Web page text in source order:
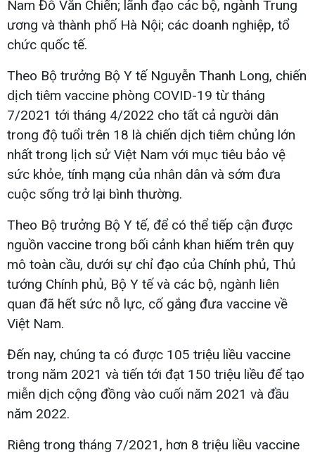
Nam Đỗ Văn Chiến; lãnh đạo các bộ, ngành Trung
ương và thành phố Hà Nội; các doanh nghiệp, tổ
chức quốc tế.
Theo Bộ trưởng Bộ Y tế Nguyễn Thanh Long, chiến
dịch tiêm vaccine phòng COVID-19 từ tháng
7/2021 tới tháng 4/2022 cho tất cả người dân
trong độ tuổi trên 18 là chiến dịch tiêm chủng lớn
nhất trong lịch sử Việt Nam với mục tiêu bảo vệ
sức khỏe, tính mạng của nhân dân và sớm đưa
cuộc sống trở lại bình thường.
Theo Bộ trưởng Bộ Y tế, để có thể tiếp cận được
nguồn vaccine trong bối cảnh khan hiếm trên quy
mô toàn cầu, dưới sự chỉ đạo của Chính phủ, Thủ
tướng Chính phủ, Bộ Y tế và các bộ, ngành liên
quan đã hết sức nỗ lực, cố gắng đưa vaccine về
Việt Nam.
Đến nay, chúng ta có được 105 triệu liều vaccine
trong năm 2021 và tiến tới đạt 150 triệu liều để tạo
miễn dịch cộng đồng vào cuối năm 2021 và đầu
năm 2022.
Riêng trong tháng 7/2021, hơn 8 triệu liều vaccine